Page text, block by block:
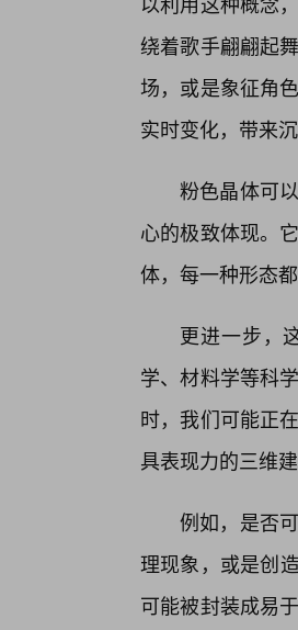
绕着歌手翩翩起
场，或是象征角
实时变化，带来
粉色晶体可
心的极致体现。
体，每一种形态
更进一步，
学、材料学等科
时，我们可能正
具表现力的三维
例如，是否
理现象，或是创
可能被封装成易